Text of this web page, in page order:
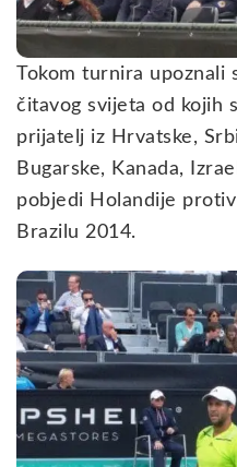
Tokom turnira upoznali
čitavog svijeta od kojih
prijatelj iz Hrvatske,
Bugarske, Kanada,
pobjedi Holandije
Brazilu 2014.